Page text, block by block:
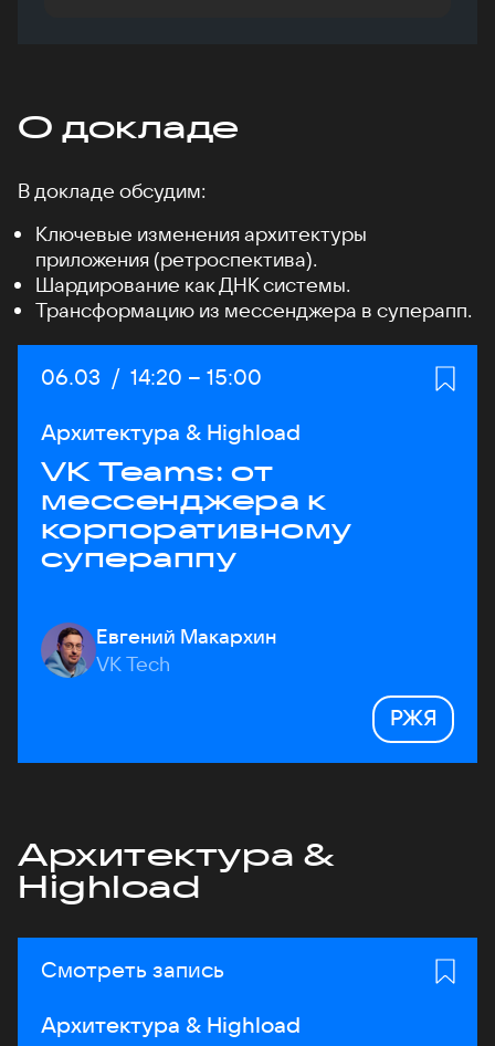
О докладе
В докладе обсудим:
Ключевые изменения архитектуры
приложения (ретроспектива).
Шардирование как ДНК системы.
Трансформацию из мессенджера в суперапп.
Дата:
06.03 / Начало:
14:20 – Конец:
15:00
Архитектура & Highload
VK Teams: от
мессенджера к
корпоративному
супераппу
Евгений Макархин
VK Tech
РЖЯ
Архитектура &
Highload
Смотреть запись
Архитектура & Highload